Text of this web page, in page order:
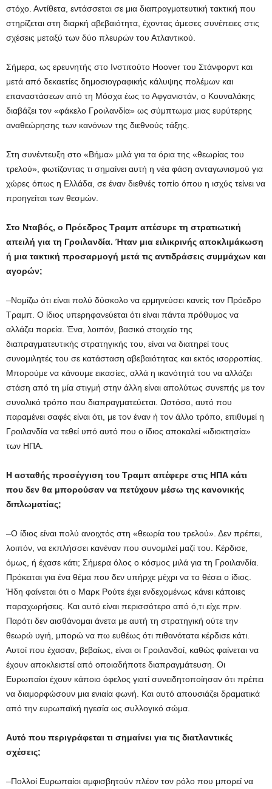
στόχο. Αντίθετα, εντάσσεται σε μια διαπραγματευτική τακτική που
στηρίζεται στη διαρκή αβεβαιότητα, έχοντας άμεσες συνέπειες στις
σχέσεις μεταξύ των δύο πλευρών του Ατλαντικού.
Σήμερα, ως ερευνητής στο Ινστιτούτο Hoover του Στάνφορντ και
μετά από δεκαετίες δημοσιογραφικής κάλυψης πολέμων και
επαναστάσεων από τη Μόσχα έως το Αφγανιστάν, ο Κουναλάκης
διαβάζει τον «φάκελο Γροιλανδία» ως σύμπτωμα μιας ευρύτερης
αναθεώρησης των κανόνων της διεθνούς τάξης.
Στη συνέντευξη στο «Βήμα» μιλά για τα όρια της «θεωρίας του
τρελού», φωτίζοντας τι σημαίνει αυτή η νέα φάση ανταγωνισμού για
χώρες όπως η Ελλάδα, σε έναν διεθνές τοπίο όπου η ισχύς τείνει να
προηγείται των θεσμών.
Στο Νταβός, ο Πρόεδρος Τραμπ απέσυρε τη στρατιωτική
απειλή για τη Γροιλανδία. Ήταν μια ειλικρινής αποκλιμάκωση
ή μια τακτική προσαρμογή μετά τις αντιδράσεις συμμάχων και
αγορών;
–Νομίζω ότι είναι πολύ δύσκολο να ερμηνεύσει κανείς τον Πρόεδρο
Τραμπ. Ο ίδιος υπερηφανεύεται ότι είναι πάντα πρόθυμος να
αλλάζει πορεία. Ένα, λοιπόν, βασικό στοιχείο της
διαπραγματευτικής στρατηγικής του, είναι να διατηρεί τους
συνομιλητές του σε κατάσταση αβεβαιότητας και εκτός ισορροπίας.
Μπορούμε να κάνουμε εικασίες, αλλά η ικανότητά του να αλλάζει
στάση από τη μία στιγμή στην άλλη είναι απολύτως συνεπής με τον
συνολικό τρόπο που διαπραγματεύεται. Ωστόσο, αυτό που
παραμένει σαφές είναι ότι, με τον έναν ή τον άλλο τρόπο, επιθυμεί η
Γροιλανδία να τεθεί υπό αυτό που ο ίδιος αποκαλεί «ιδιοκτησία»
των ΗΠΑ.
Η ασταθής προσέγγιση του Τραμπ απέφερε στις ΗΠΑ κάτι
που δεν θα μπορούσαν να πετύχουν μέσω της κανονικής
διπλωματίας;
–Ο ίδιος είναι πολύ ανοιχτός στη «θεωρία του τρελού». Δεν πρέπει,
λοιπόν, να εκπλήσσει κανέναν που συνομιλεί μαζί του. Κέρδισε,
όμως, ή έχασε κάτι; Σήμερα όλος ο κόσμος μιλά για τη Γροιλανδία.
Πρόκειται για ένα θέμα που δεν υπήρχε μέχρι να το θέσει ο ίδιος.
Ήδη φαίνεται ότι ο Μαρκ Ρούτε έχει ενδεχομένως κάνει κάποιες
παραχωρήσεις. Και αυτό είναι περισσότερο από ό,τι είχε πριν.
Παρότι δεν αισθάνομαι άνετα με αυτή τη στρατηγική ούτε την
θεωρώ υγιή, μπορώ να πω ευθέως ότι πιθανότατα κέρδισε κάτι.
Αυτοί που έχασαν, βεβαίως, είναι οι Γροιλανδοί, καθώς φαίνεται να
έχουν αποκλειστεί από οποιαδήποτε διαπραγμάτευση. Οι
Ευρωπαίοι έχουν κάποιο όφελος γιατί συνειδητοποίησαν ότι πρέπει
να διαμορφώσουν μια ενιαία φωνή. Και αυτό απουσιάζει δραματικά
από την ευρωπαϊκή ηγεσία ως συλλογικό σώμα.
Αυτό που περιγράφεται τι σημαίνει για τις διατλαντικές
σχέσεις;
–Πολλοί Ευρωπαίοι αμφισβητούν πλέον τον ρόλο που μπορεί να